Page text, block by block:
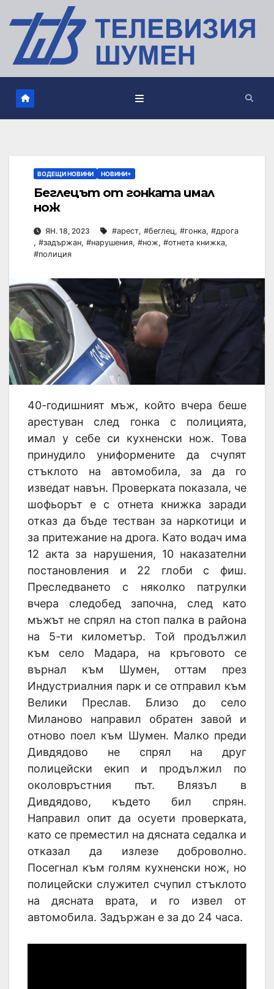
ВОДЕЩИ НОВИНИ НОВИНИ+
Беглецът от гонката имал
нож
ЯН. 18, 2023 #арест, #беглец, #гонка, #дрога
, #задържан, #нарушения, #нож, #отнета книжка,
#полиция
40-годишният мъж, който вчера беше
арестуван след гонка с полицията,
имал у себе си кухненски нож. Това
принудило униформените да счупят
стъклото на автомобила, за да го
изведат навън. Проверката показала, че
шофьорът е с отнета книжка заради
отказ да бъде тестван за наркотици и
за притежание на дрога. Като водач има
12 акта за нарушения, 10 наказателни
постановления и 22 глоби с фиш.
Преследването с няколко патрулки
вчера следобед започна, след като
мъжът не спрял на стоп палка в района
на 5-ти километър. Той продължил
към село Мадара, на кръговото се
върнал към Шумен, оттам през
Индустриалния парк и се отправил към
Велики Преслав. Близо до село
Миланово направил обратен завой и
отново поел към Шумен. Малко преди
Дивдядово не спрял на друг
полицейски екип и продължил по
околовръстния път. Влязъл в
Дивдядово, където бил спрян.
Направил опит да осуети проверката,
като се преместил на дясната седалка и
отказал да излезе доброволно.
Посегнал към голям кухненски нож, но
полицейски служител счупил стъклото
на дясната врата, и го извел от
автомобила. Задържан е за до 24 часа.